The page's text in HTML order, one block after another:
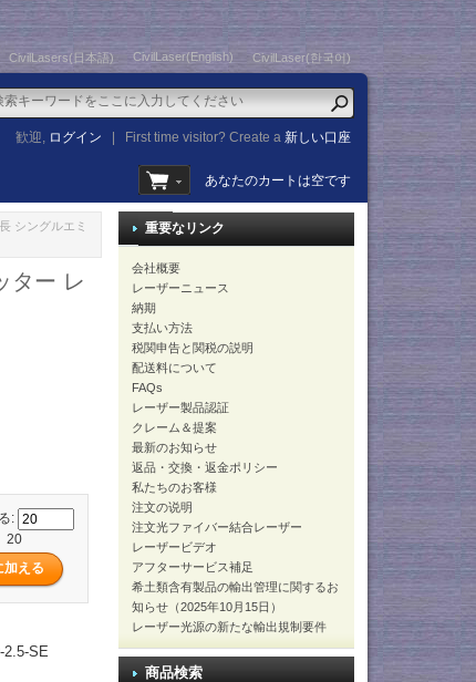
CivilLasers(日本語) CivilLaser(English) CivilLaser(한국어)
歓迎, ログイン First time visitor? Create a新しい口座
あなたのカートは空です
シングルエミ
ター レ
:
20
2.5-SE
重要なリンク
会社概要
レーザーニュース
納期
支払い方法
税関申告と関税の説明
配送料について
FAQs
レーザー製品認証
クレーム＆提案
最新のお知らせ
返品・交換・返金ポリシー
私たちのお客様
注文の说明
注文光ファイバー結合レーザー
レーザービデオ
アフターサービス補足
希土類含有製品の輸出管理に関するお
知らせ（2025年10月15日）
レーザー光源の新たな輸出規制要件
商品検索